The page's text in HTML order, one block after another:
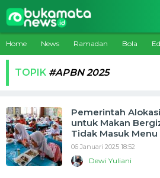
Home News Ramadan Bola
TOPIK #APBN 2025
Pemerintah
untuk Makan
Tidak Masuk Menu
06 Januari 2025 18:52
Dewi Yuliani